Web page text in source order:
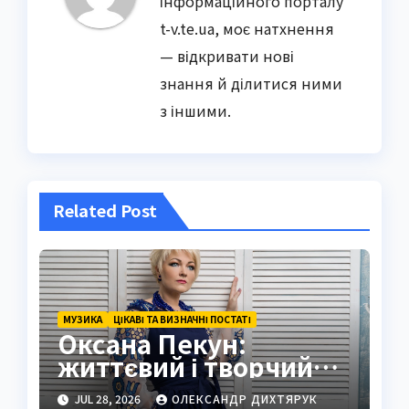
t-v.te.ua, моє натхнення
— відкривати нові
знання й ділитися ними
з іншими.
Related Post
МУЗИКА ЦІКАВІ ТА ВИЗНАЧНІ ПОСТАТІ
Оксана Пекун:
життєвий і творчий
шлях
JUL 28, 2026 ОЛЕКСАНДР ДИХТЯРУК